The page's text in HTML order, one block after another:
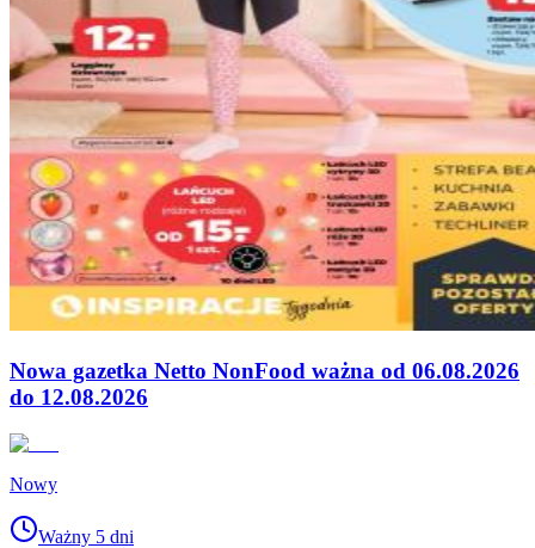
Nowa gazetka Netto NonFood ważna od 06.08.2026
do 12.08.2026
Nowy
Ważny 5 dni